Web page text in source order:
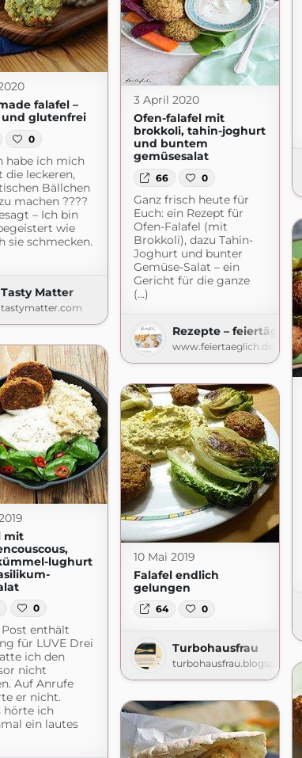
falafel –
glutenfrei
0
habe ich mich
die leckeren,
Bällchen
machen ????
– Ich bin
wie
sie schmecken.
Tasty Matter
tastymatter.com
3 April 2020
Ofen-falafel mit
brokkoli, tahin-joghurt
und buntem
gemüsesalat
66 0
Ganz frisch heute für
Euch: ein Rezept für
Ofen-Falafel (mit
Brokkoli), dazu Tahin-
Joghurt und bunter
Gemüse-Salat – ein
Gericht für die ganze
(...)
Rezepte –
www.feiertaeglich.de
mit
lughurt
0
Post enthält
für LUVE Drei
ich den
nicht
Auf Anrufe
er nicht.
hörte ich
ein lautes
10 Mai 2019
Falafel endlich
gelungen
64 0
Turbohausfrau